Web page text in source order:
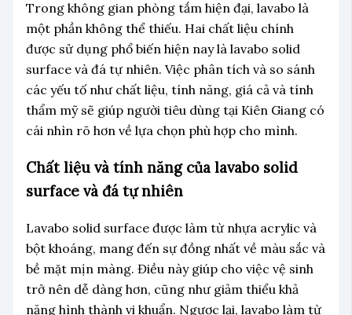
Trong không gian phòng tắm hiện đại, lavabo là
một phần không thể thiếu. Hai chất liệu chính
được sử dụng phổ biến hiện nay là lavabo solid
surface và đá tự nhiên. Việc phân tích và so sánh
các yếu tố như chất liệu, tính năng, giá cả và tính
thẩm mỹ sẽ giúp người tiêu dùng tại Kiên Giang có
cái nhìn rõ hơn về lựa chọn phù hợp cho mình.
Chất liệu và tính năng của lavabo solid
surface và đá tự nhiên
Lavabo solid surface được làm từ nhựa acrylic và
bột khoáng, mang đến sự đồng nhất về màu sắc và
bề mặt mịn màng. Điều này giúp cho việc vệ sinh
trở nên dễ dàng hơn, cũng như giảm thiểu khả
năng hình thành vi khuẩn. Ngược lại, lavabo làm từ